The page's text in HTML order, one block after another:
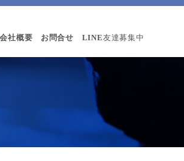
会社概要 お問合せ LINE友達募集中